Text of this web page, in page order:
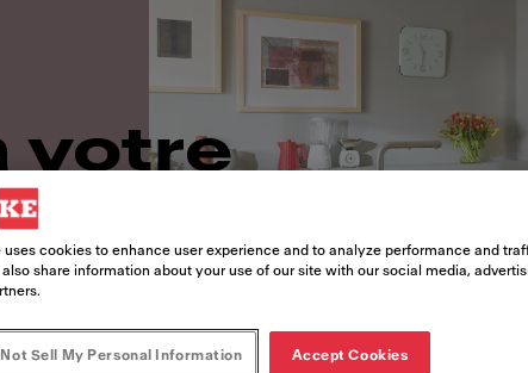
votre
uses cookies to enhance user experience and to analyze performance and
share information about your use of our site with our social media,
Not Sell My Personal Information Accept Cookies